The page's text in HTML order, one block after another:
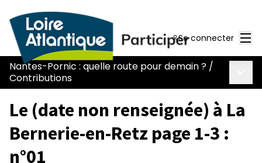
Se connecter
Nantes-Pornic : quelle route pour demain ? /
Contributions
Le (date non renseignée) à La
Bernerie-en-Retz page 1-3 :
n°01